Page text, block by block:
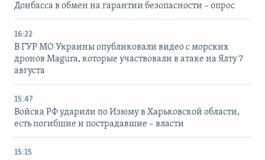
Донбасса в обмен на гарантии безопасности – опрос
16:22
В ГУР МО Украины опубликовали видео с морских
дронов Magura, которые участвовали в атаке на Ялту 7
августа
15:47
Войска РФ ударили по Изюму в Харьковской области,
есть погибшие и пострадавшие – власти
15:15